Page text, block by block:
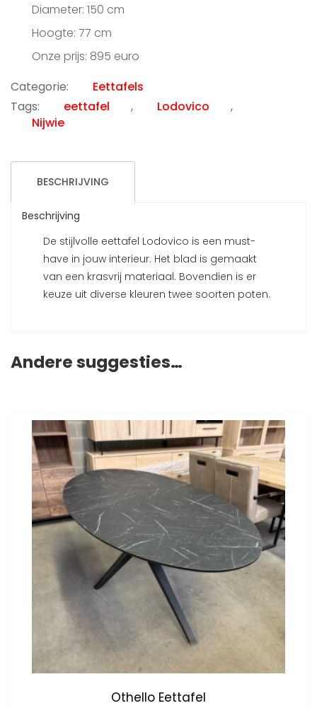
Diameter: 150 cm
Hoogte: 77 cm
Onze prijs: 895 euro
Categorie:
Eettafels
Tags:
eettafel , Lodovico
,
Nijwie
BESCHRIJVING
Beschrijving
De stijlvolle eettafel Lodovico is een must-
have in jouw interieur. Het blad is gemaakt
van een krasvrij materiaal. Bovendien is er
keuze uit diverse kleuren twee soorten poten.
Andere suggesties…
Othello Eettafel